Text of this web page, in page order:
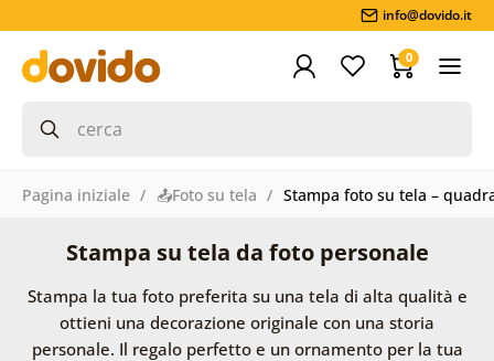
info@dovido.it
0
Pagina iniziale 📤Foto su tela Stampa foto su tela –
Stampa su tela da foto personale
Stampa la tua foto preferita su una tela di alta qualità e
ottieni una decorazione originale con una storia
personale. Il regalo perfetto e un ornamento per la tua